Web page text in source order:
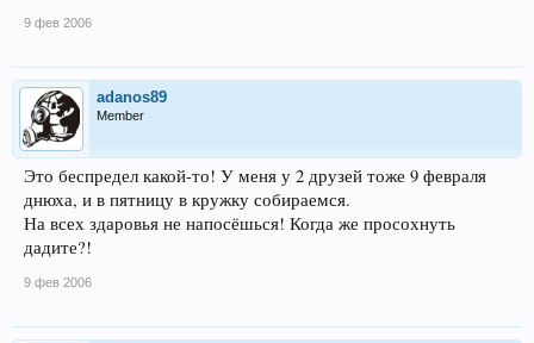
9 фев 2006
adanos89
Member
Это беспредел какой-то! У меня у 2 друзей тоже 9 февраля
днюха, и в пятницу в кружку собираемся.
На всех здаровья не напосёшься! Когда же просохнуть
дадите?!
9 фев 2006